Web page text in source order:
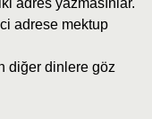
adres yazmasınlar.
adrese mektup
diğer dinlere göz